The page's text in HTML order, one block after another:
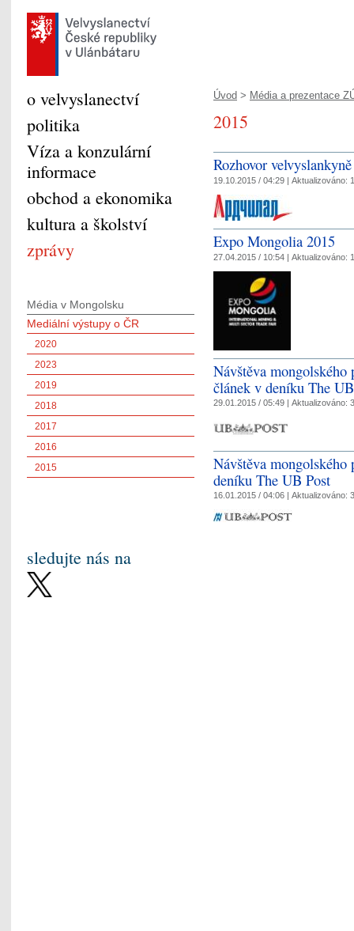
Úvod > Média a prezentace
2015
Rozhovor
19.10.2015 / 04:29 | Aktualizováno:
Expo Mongolia 2015
27.04.2015 / 10:54 | Aktualizováno:
Návštěva mongolského
článek v deníku The
29.01.2015 / 05:49 | Aktualizováno:
Návštěva
deníku The UB Post
16.01.2015 / 04:06 | Aktualizováno:
o velvyslanectví
politika
Víza a konzulární
informace
obchod a ekonomika
kultura a školství
zprávy
Média v Mongolsku
Mediální výstupy o ČR
2020
2023
2019
2018
2017
2016
2015
sledujte nás na